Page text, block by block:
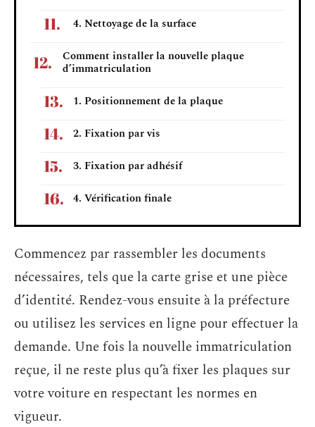
4. Nettoyage de la surface
Comment installer la nouvelle plaque
d’immatriculation
1. Positionnement de la plaque
2. Fixation par vis
3. Fixation par adhésif
4. Vérification finale
Commencez par rassembler les documents
nécessaires, tels que la carte grise et une pièce
d’identité. Rendez-vous ensuite à la préfecture
ou utilisez les services en ligne pour effectuer la
demande. Une fois la nouvelle immatriculation
reçue, il ne reste plus qu’à fixer les plaques sur
votre voiture en respectant les normes en
vigueur.